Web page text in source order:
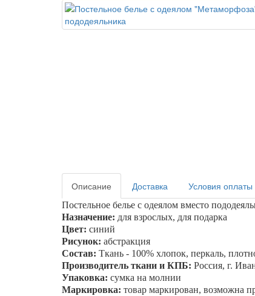
Описание Доставка Условия оплаты
Постельное белье с одеялом вместо
Назначение: для взрослых, для подарка
Цвет: синий
Рисунок: абстракция
Состав: Ткань - 100% хлопок, перкаль,
Производитель ткани и КПБ: Россия, г.
Упаковка: сумка на молнии
Маркировка: товар маркирован, возможна